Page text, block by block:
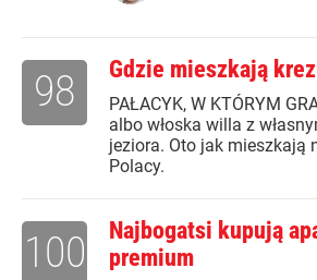
Gdzie mieszkają
PAŁACYK, W KTÓRYM
albo włoska willa z
jeziora. Oto jak mieszkają
Polacy.
98
Najbogatsi kupują
premium
100